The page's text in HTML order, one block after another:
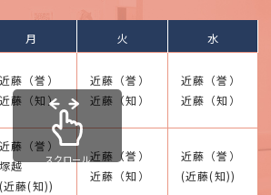
月 火 水
近藤（誉）
近藤（知）
近藤（誉）
近藤（知）
近藤（誉）
近藤（知）
近藤（誉）
塚越
(近藤(知))
近藤（誉）
近藤（知）
近藤（誉）
(近藤(知))
スクロール